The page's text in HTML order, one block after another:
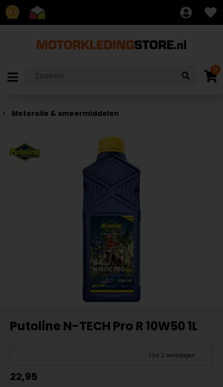
8.7
0
Motorolie & smeermiddelen
Putoline N-TECH Pro R 10W50 1L
1 tot 2 werkdagen
22,95